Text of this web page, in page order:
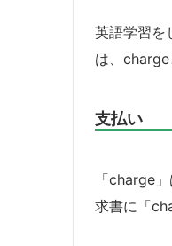
英語学習を
は、charge
支払い
「charge
求書に「